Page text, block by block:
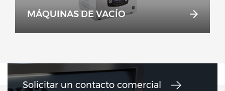
MÁQUINAS DE VACÍO
Solicitar un contacto comercial